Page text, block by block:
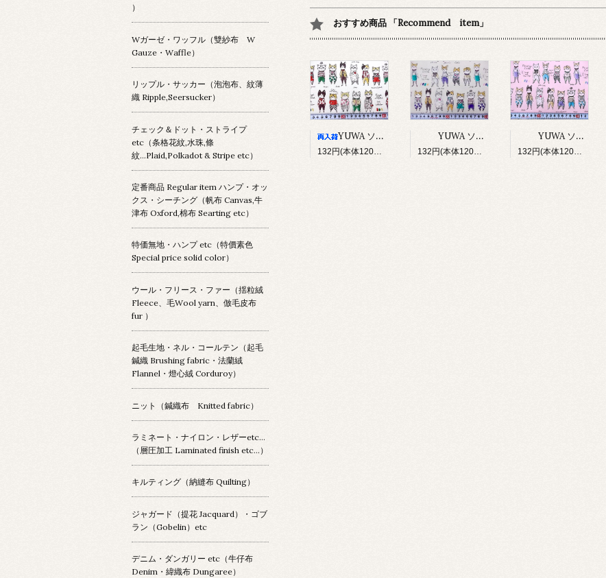
おすすめ商品 「Recommend item」
YUWA ソバカスキッズ Rough sketch（アイボリー）
132円(本体120円、税12円)
YUWA ソバカスキッズ Rough sketch（ライトグレージュ）
132円(本体120円、税12円)
YUWA ソバカスキッズ Rough sketch（ライトピンク）
132円(本体120円、税12円)
）
Wガーゼ・ワッフル（雙紗布 W
Gauze・Waffle）
リップル・サッカー（泡泡布、紋薄
織 Ripple,Seersucker）
チェック＆ドット・ストライプ
etc（条格花紋,水珠,條
紋...Plaid,Polkadot & Stripe etc）
定番商品 Regular item ハンプ・オッ
クス・シーチング（帆布 Canvas,牛
津布 Oxford,棉布 Searting etc）
特価無地・ハンプ etc（特價素色
Special price solid color）
ウール・フリース・ファー（揺粒絨
Fleece、毛Wool yarn、倣毛皮布
fur ）
起毛生地・ネル・コールテン（起毛
鍼織 Brushing fabric・法蘭絨
Flannel・燈心絨 Corduroy）
ニット（鍼織布 Knitted fabric）
ラミネート・ナイロン・レザーetc…
（層圧加工 Laminated finish etc…）
キルティング（納縫布 Quilting）
ジャガード（提花 Jacquard）・ゴブ
ラン（Gobelin）etc
デニム・ダンガリー etc（牛仔布
Denim・緯織布 Dungaree）